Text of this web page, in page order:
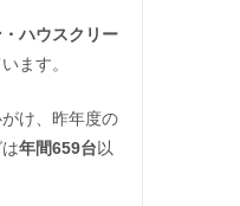
ハウスクリー
ます。
け、昨年度の
年間659台以